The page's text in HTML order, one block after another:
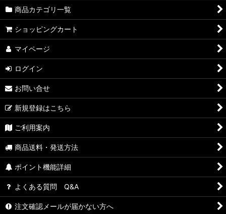
商品カテゴリ一覧
ショッピングカート
マイページ
ログイン
お問い合せ
新規登録はこちら
ご利用案内
商品送料・発送方法
ポイント機能詳細
よくある質問 Q&A
注文確認メールが届かない方へ